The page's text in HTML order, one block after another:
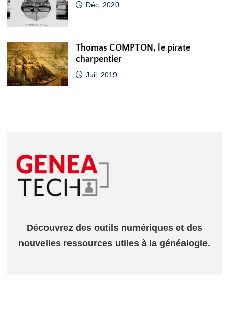
Déc. 2020
Thomas COMPTON, le pirate
charpentier
Juil. 2019
Découvrez des outils numériques et des
nouvelles ressources utiles à la généalogie.